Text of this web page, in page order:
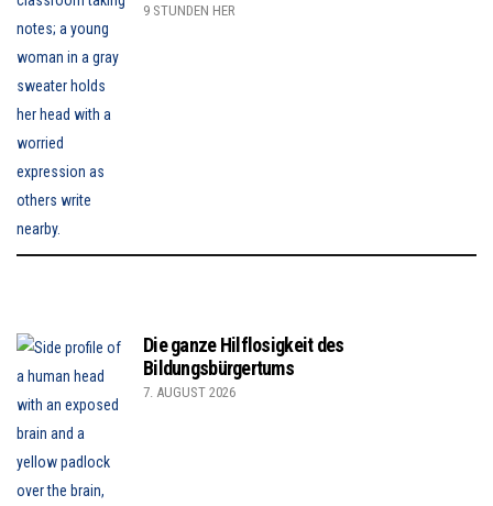
9 STUNDEN HER
Die ganze Hilflosigkeit des
Bildungsbürgertums
7. AUGUST 2026